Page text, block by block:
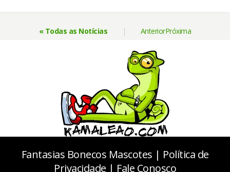
« Todas as Notícias | AnteriorPróxima
Fantasias Bonecos Mascotes | Política de
Privacidade | Fale Conosco